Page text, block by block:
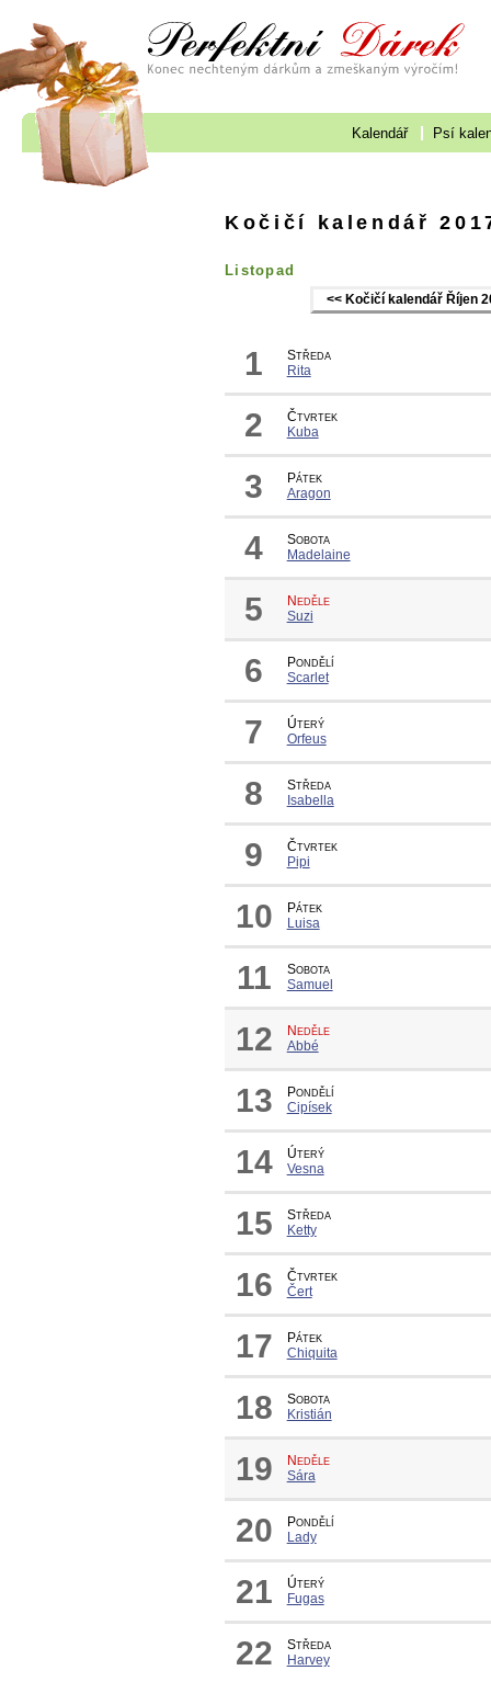
Kalendář Psí
Kočičí kalendář
Listopad
<< Kočičí kalendář Říjen
1
Středa
Rita
2
Čtvrtek
Kuba
3
Pátek
Aragon
4
Sobota
Madelaine
5
Neděle
Suzi
6
Pondělí
Scarlet
7
Úterý
Orfeus
8
Středa
Isabella
9
Čtvrtek
Pipi
10
Pátek
Luisa
11
Sobota
Samuel
12
Neděle
Abbé
13
Pondělí
Cipísek
14
Úterý
Vesna
15
Středa
Ketty
16
Čtvrtek
Čert
17
Pátek
Chiquita
18
Sobota
Kristián
19
Neděle
Sára
20
Pondělí
Lady
21
Úterý
Fugas
22
Středa
Harvey